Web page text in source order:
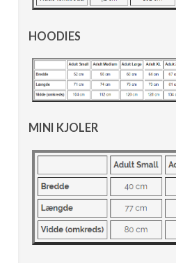
HOODIES
MINI KJOLER